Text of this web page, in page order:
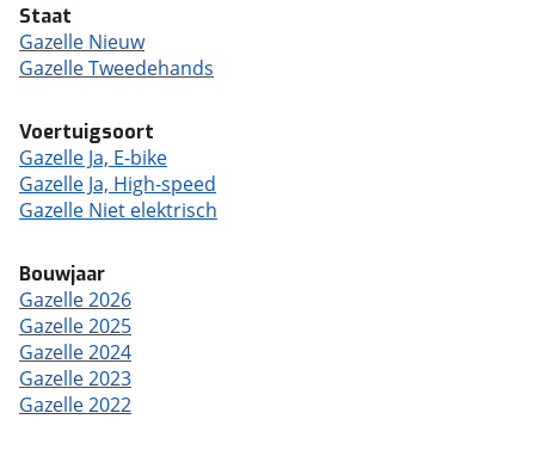
Staat
Gazelle Nieuw
Gazelle Tweedehands
Voertuigsoort
Gazelle Ja, E-bike
Gazelle Ja, High-speed
Gazelle Niet elektrisch
Bouwjaar
Gazelle 2026
Gazelle 2025
Gazelle 2024
Gazelle 2023
Gazelle 2022